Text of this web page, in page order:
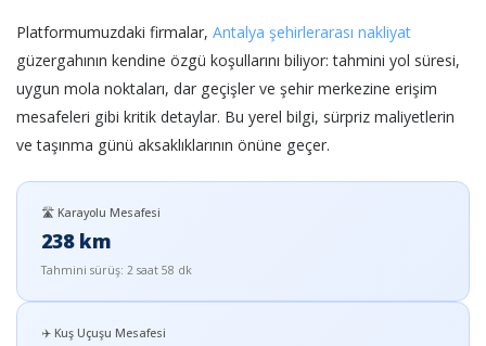
Platformumuzdaki firmalar, Antalya şehirlerarası nakliyat
güzergahının kendine özgü koşullarını biliyor: tahmini yol süresi,
uygun mola noktaları, dar geçişler ve şehir merkezine erişim
mesafeleri gibi kritik detaylar. Bu yerel bilgi, sürpriz maliyetlerin
ve taşınma günü aksaklıklarının önüne geçer.
🛣️ Karayolu Mesafesi
238 km
Tahmini sürüş: 2 saat 58 dk
✈️ Kuş Uçuşu Mesafesi